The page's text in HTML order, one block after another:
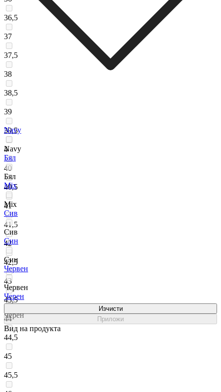
36,5
37
37,5
38
38,5
39
39,5
4
40
40,5
41
41,5
42
42,5
43
43,5
44
44,5
45
45,5
Navy
Navy
Бял
Бял
Мix
Мix
Сив
Сив
Син
Син
Червен
Червен
Черен
Черен
Изчисти
Приложи
Вид на продукта